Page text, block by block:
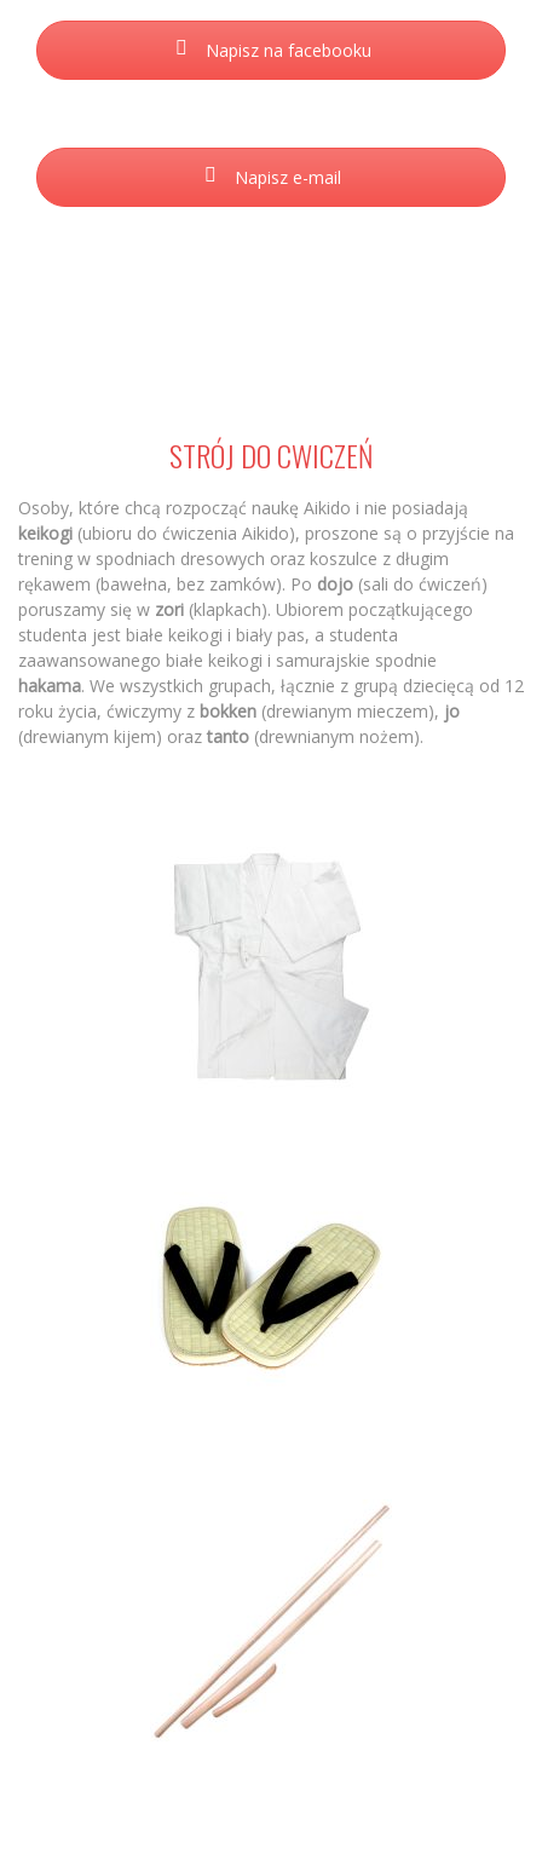
Napisz na facebooku
Napisz e-mail
STRÓJ DO CWICZEŃ
Osoby, które chcą rozpocząć naukę Aikido i nie posiadają
keikogi (ubioru do ćwiczenia Aikido), proszone są o przyjście na
trening w spodniach dresowych oraz koszulce z długim
rękawem (bawełna, bez zamków). Po dojo (sali do ćwiczeń)
poruszamy się w zori (klapkach). Ubiorem początkującego
studenta jest białe keikogi i biały pas, a studenta
zaawansowanego białe keikogi i samurajskie spodnie
hakama. We wszystkich grupach, łącznie z grupą dziecięcą od 12
roku życia, ćwiczymy z bokken (drewianym mieczem), jo
(drewianym kijem) oraztanto (drewnianym nożem).